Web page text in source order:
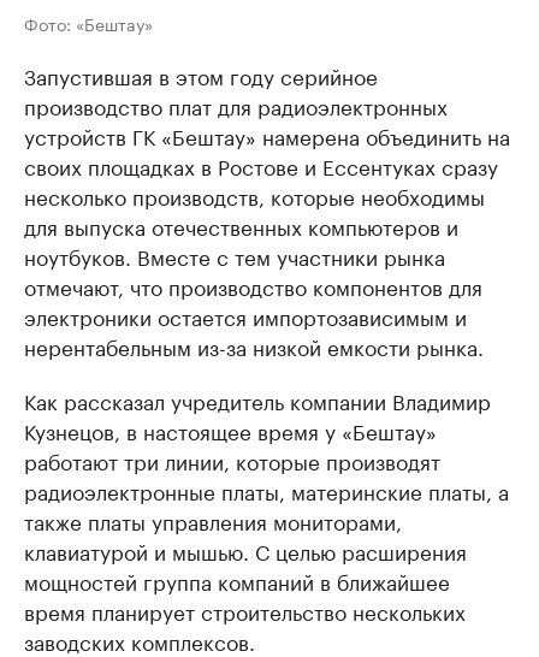
Фото: «Бештау»
Запустившая в этом году серийное
производство плат для радиоэлектронных
устройств ГК «Бештау» намерена объединить на
своих площадках в Ростове и Ессентуках сразу
несколько производств, которые необходимы
для выпуска отечественных компьютеров и
ноутбуков. Вместе с тем участники рынка
отмечают, что производство компонентов для
электроники остается импортозависимым и
нерентабельным из-за низкой емкости рынка.
Как рассказал учредитель компании Владимир
Кузнецов, в настоящее время у «Бештау»
работают три линии, которые производят
радиоэлектронные платы, материнские платы, а
также платы управления мониторами,
клавиатурой и мышью. С целью расширения
мощностей группа компаний в ближайшее
время планирует строительство нескольких
заводских комплексов.